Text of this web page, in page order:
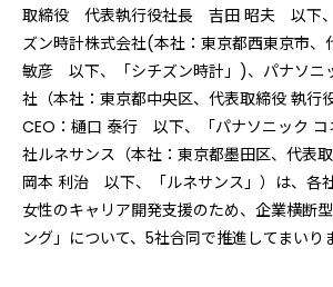
取締役 代表執行役社長 吉田 昭夫 以下
ズン時計株式会社(本社：東京都西東京市、
敏彦 以下、「シチズン時計」)、パナソニ
社（本社：東京都中央区、代表取締役 執行
CEO：樋口 泰行 以下、「パナソニック コ
社ルネサンス（本社：東京都墨田区、代表
岡本 利治 以下、「ルネサンス」）は、各
女性のキャリア開発支援のため、企業横断
ング」について、5社合同で推進してまいり